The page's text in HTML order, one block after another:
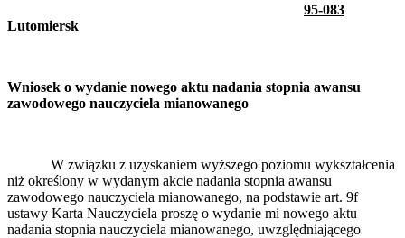
95-083
Lutomiersk
Wniosek o wydanie nowego aktu nadania stopnia awansu
zawodowego nauczyciela mianowanego
W związku z uzyskaniem wyższego poziomu wykształcenia
niż określony w wydanym akcie nadania stopnia awansu
zawodowego nauczyciela mianowanego, na podstawie art. 9f
ustawy Karta Nauczyciela proszę o wydanie mi nowego aktu
nadania stopnia nauczyciela mianowanego, uwzględniającego